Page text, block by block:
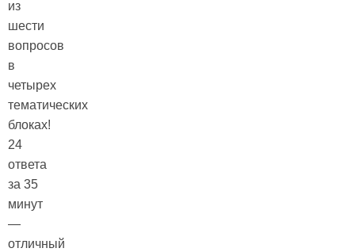
из
шести
вопросов
в
четырех
тематических
блоках!
24
ответа
за 35
минут
—
отличный